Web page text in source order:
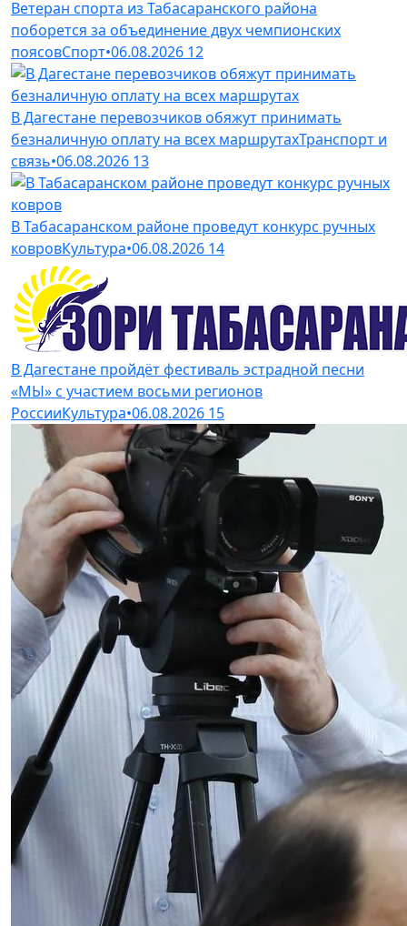
Ветеран спорта из Табасаранского района
поборется за объединение двух чемпионских
поясовСпорт•06.08.2026 12
В Дагестане перевозчиков обяжут принимать
безналичную оплату на всех маршрутахТранспорт и
связь•06.08.2026 13
В Табасаранском районе проведут конкурс ручных
ковровКультура•06.08.2026 14
В Дагестане пройдёт фестиваль эстрадной песни
«МЫ» с участием восьми регионов
РоссииКультура•06.08.2026 15